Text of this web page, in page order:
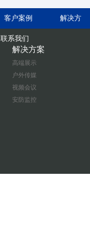
客户案例 解决方
联系我们
解决方案
高端展示
户外传媒
视频会议
安防监控